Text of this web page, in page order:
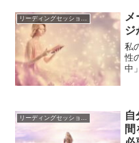
ジ
私
性
中
自
間